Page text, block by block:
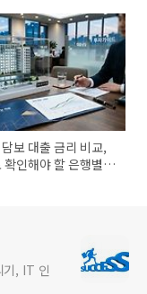
보 대출 금리 비교,
확인해야 할 은행별
기, IT 인